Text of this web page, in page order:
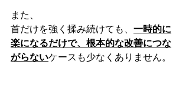
また、
首だけを強く揉み続けても、 一時的に
楽になるだけで、根本的な改善につな
がらないケースも少なくありません。